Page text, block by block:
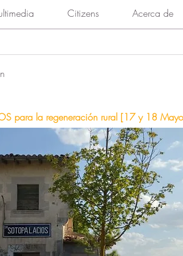
Citizens Acerca de
para la regeneración rural [17 y 18